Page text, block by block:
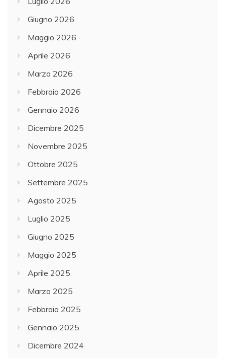
Giugno 2026
Maggio 2026
Aprile 2026
Marzo 2026
Febbraio 2026
Gennaio 2026
Dicembre 2025
Novembre 2025
Ottobre 2025
Settembre 2025
Agosto 2025
Luglio 2025
Giugno 2025
Maggio 2025
Aprile 2025
Marzo 2025
Febbraio 2025
Gennaio 2025
Dicembre 2024